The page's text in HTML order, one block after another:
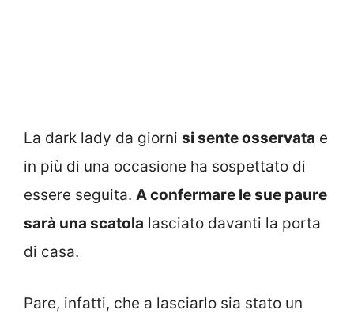
La dark lady da giorni si sente osservata e
in più di una occasione ha sospettato di
essere seguita. A confermare le sue paure
sarà una scatola lasciato davanti la porta
di casa.
Pare, infatti, che a lasciarlo sia stato un